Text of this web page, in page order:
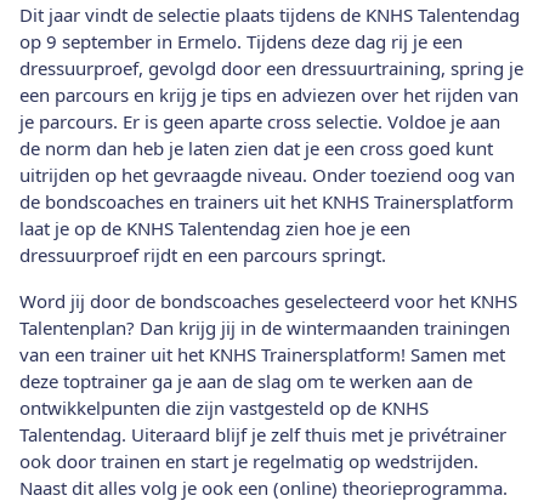
Dit jaar vindt de selectie plaats tijdens de KNHS Talentendag
op 9 september in Ermelo. Tijdens deze dag rij je een
dressuurproef, gevolgd door een dressuurtraining, spring je
een parcours en krijg je tips en adviezen over het rijden van
je parcours. Er is geen aparte cross selectie. Voldoe je aan
de norm dan heb je laten zien dat je een cross goed kunt
uitrijden op het gevraagde niveau. Onder toeziend oog van
de bondscoaches en trainers uit het KNHS Trainersplatform
laat je op de KNHS Talentendag zien hoe je een
dressuurproef rijdt en een parcours springt.
Word jij door de bondscoaches geselecteerd voor het KNHS
Talentenplan? Dan krijg jij in de wintermaanden trainingen
van een trainer uit het KNHS Trainersplatform! Samen met
deze toptrainer ga je aan de slag om te werken aan de
ontwikkelpunten die zijn vastgesteld op de KNHS
Talentendag. Uiteraard blijf je zelf thuis met je privétrainer
ook door trainen en start je regelmatig op wedstrijden.
Naast dit alles volg je ook een (online) theorieprogramma.